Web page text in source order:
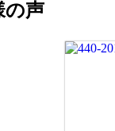
の声